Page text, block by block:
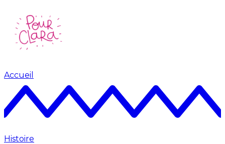
Accueil
Histoire